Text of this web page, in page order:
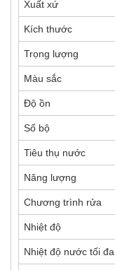
Xuất xứ
Kích thước
Trọng lượng
Màu sắc
Độ ồn
Số bộ
Tiêu thụ nước
Năng lượng
Chương trình rửa
Nhiệt độ
Nhiệt độ nước tối đa